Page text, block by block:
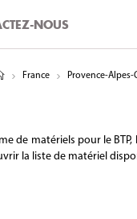
NOUS
France Provence-Alpes-
de matériels pour le
la liste de matériel